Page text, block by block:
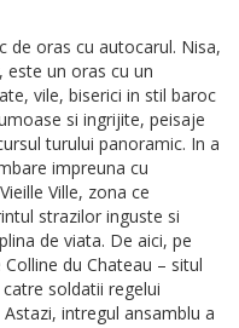
de oras cu autocarul. Nisa,
este un oras cu un
vile, biserici in stil baroc
si ingrijite, peisaje
turului panoramic. In a
impreuna cu
Ville, zona ce
strazilor inguste si
de viata. De aici, pe
du Chateau – situl
soldatii regelui
intregul ansamblu a